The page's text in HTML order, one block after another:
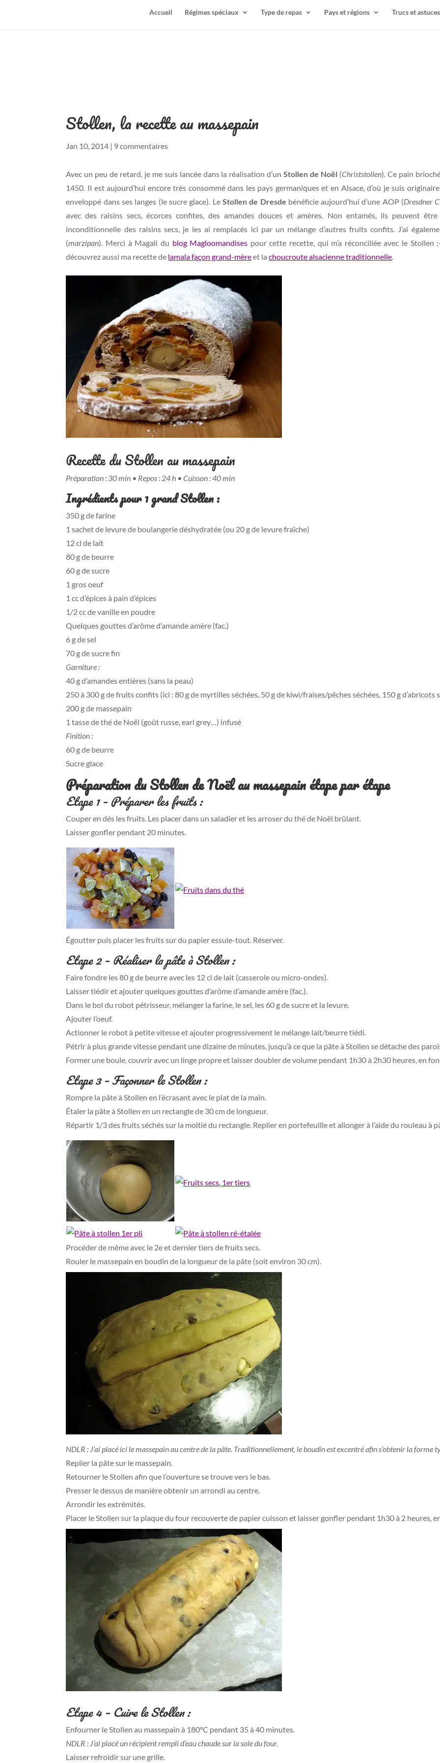
Accueil Régimes spéciaux Type de repas Pays et régions Trucs et astuces
Stollen, la recette au massepain
Jan 10, 2014 | 9 commentaires
Avec un peu de retard, je me suis lancée dans la réalisation d’un Stollen de Noël (Christstollen). Ce pain
1450. Il est aujourd’hui encore très consommé dans les pays germaniques et en Alsace, d’où je suis
enveloppé dans ses langes (le sucre glace). Le Stollen de Dresde bénéficie aujourd’hui d’une AOP (Dresdner
avec des raisins secs, écorces confites, des amandes douces et amères. Non entamés, ils peuvent
inconditionnelle des raisins secs, je les ai remplacés ici par un mélange d’autres fruits confits. J’ai
(marzipan). Merci à Magali du blog Magloomandises pour cette recette, qui m’a réconciliée avec le
découvrez aussi ma recette de lamala façon grand-mèreet lachoucroute alsacienne traditionnelle.
Recette du Stollen au massepain
Préparation : 30 min • Repos : 24 h • Cuisson : 40 min
Ingrédients pour 1 grand Stollen :
350 g de farine
1 sachet de levure de boulangerie déshydratée (ou 20 g de levure fraîche)
12 cl de lait
80 g de beurre
60 g de sucre
1 gros oeuf
1 cc d’épices à pain d’épices
1/2 cc de vanille en poudre
Quelques gouttes d’arôme d’amande amère (fac.)
6 g de sel
70 g de sucre fin
Garniture :
40 g d’amandes entières (sans la peau)
250 à 300 g de fruits confits (ici : 80 g de myrtilles séchées, 50 g de kiwi/fraises/pêches séchées, 150 g d’abricots
200 g de massepain
1 tasse de thé de Noël (goût russe, earl grey…) infusé
Finition :
60 g de beurre
Sucre glace
Préparation du Stollen de Noël au massepain étape par étape
Etape 1 – Préparer les fruits :
Couper en dés les fruits. Les placer dans un saladier et les arroser du thé de Noël brûlant.
Laisser gonfler pendant 20 minutes.
Égoutter puis placer les fruits sur du papier essuie-tout. Réserver.
Etape 2 –Réaliser la pâte à Stollen :
Faire fondre les 80 g de beurre avec les 12 cl de lait (casserole ou micro-ondes).
Laisser tiédir et ajouter quelques gouttes d’arôme d’amande amère (fac.).
Dans le bol du robot pétrisseur, mélanger la farine, le sel, les 60 g de sucre et la levure.
Ajouter l’oeuf.
Actionner le robot à petite vitesse et ajouter progressivement le mélange lait/beurre tiédi.
Pétrir à plus grande vitesse pendant une dizaine de minutes, jusqu’à ce que la pâte à Stollen se détache des
Former une boule, couvrir avec un linge propre et laisser doubler de volume pendant 1h30 à 2h30 heures, en
Etape 3 –Façonner le Stollen :
Rompre la pâte à Stollen en l’écrasant avec le plat de la main.
Étaler la pâte à Stollen en un rectangle de 30 cm de longueur.
Répartir 1/3 des fruits séchés sur la moitié du rectangle. Replier en portefeuille et allonger à l’aide du rouleau à
Procéder de même avec le 2e et dernier tiers de fruits secs.
Rouler le massepain en boudin de la longueur de la pâte (soit environ 30 cm).
NDLR : J’ai placé ici le massepain au centre de la pâte. Traditionnellement, le boudin est excentré afin s’obtenir la forme
Replier la pâte sur le massepain.
Retourner le Stollen afin que l’ouverture se trouve vers le bas.
Presser le dessus de manière obtenir un arrondi au centre.
Arrondir les extrémités.
Placer le Stollen sur la plaque du four recouverte de papier cuisson et laisser gonfler pendant 1h30 à 2 heures,
Etape 4 – Cuire le Stollen :
Enfourner le Stollen au massepain à 180°C pendant 35 à 40 minutes.
NDLR : J’ai placé un récipient rempli d’eau chaude sur la sole du four.
Laisser refroidir sur une grille.